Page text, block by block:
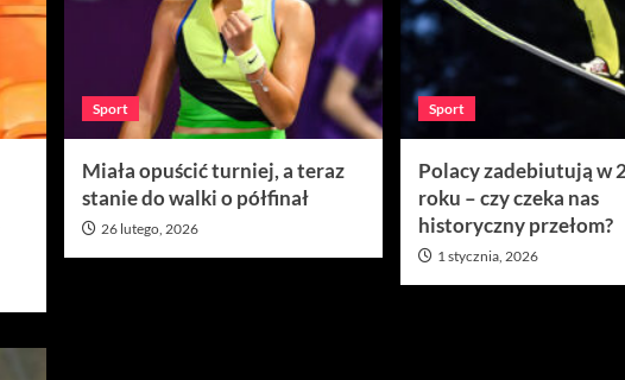
Sport
Miała opuścić turniej, a teraz
stanie do walki o półfinał
26 lutego, 2026
Sport
Polacy zadebiutują w
roku – czy czeka nas
historyczny przełom?
1 stycznia, 2026